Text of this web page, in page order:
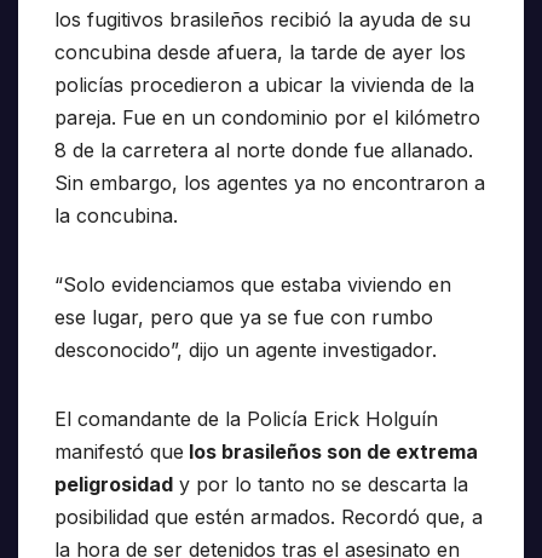
los fugitivos brasileños recibió la ayuda de su
concubina desde afuera, la tarde de ayer los
policías procedieron a ubicar la vivienda de la
pareja. Fue en un condominio por el kilómetro
8 de la carretera al norte donde fue allanado.
Sin embargo, los agentes ya no encontraron a
la concubina.
“Solo evidenciamos que estaba viviendo en
ese lugar, pero que ya se fue con rumbo
desconocido”, dijo un agente investigador.
El comandante de la Policía Erick Holguín
manifestó que los brasileños son de extrema
peligrosidad y por lo tanto no se descarta la
posibilidad que estén armados. Recordó que, a
la hora de ser detenidos tras el asesinato en